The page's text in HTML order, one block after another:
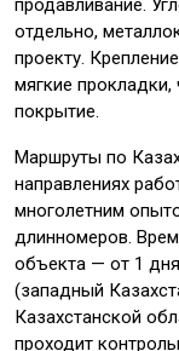
продавливание.
отдельно,
проекту.
мягкие
покрытие.
Маршруты по
направлениях
многолетним
длинномеров.
объекта — от 1
(западный
Казахстанской
проходит